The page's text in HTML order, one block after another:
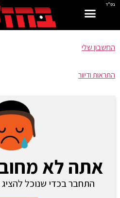
בס"ד
החשבון שלי
התראות ודיוור
אתה לא
התחבר בכדי שנוכל